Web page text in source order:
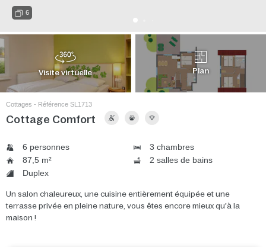
6
Visite virtuelle Plan
Cottages - Référence SL1713
Cottage Comfort
6 personnes
3 chambres
87,5 m²
2 salles de bains
Duplex
Un salon chaleureux, une cuisine entièrement équipée et une
terrasse privée en pleine nature, vous êtes encore mieux qu'à la
maison !